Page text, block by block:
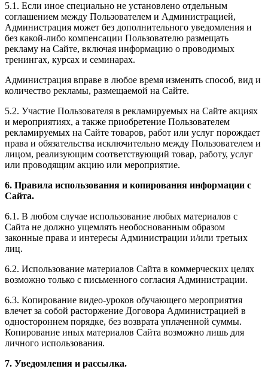
5.1. Если иное специально не установлено отдельным
соглашением между Пользователем и Администрацией,
Администрация может без дополнительного уведомления и
без какой-либо компенсации Пользователю размещать
рекламу на Сайте, включая информацию о проводимых
тренингах, курсах и семинарах.
Администрация вправе в любое время изменять способ, вид и
количество рекламы, размещаемой на Сайте.
5.2. Участие Пользователя в рекламируемых на Сайте акциях
и мероприятиях, а также приобретение Пользователем
рекламируемых на Сайте товаров, работ или услуг порождает
права и обязательства исключительно между Пользователем и
лицом, реализующим соответствующий товар, работу, услуг
или проводящим акцию или мероприятие.
6. Правила использования и копирования информации с
Сайта.
6.1. В любом случае использование любых материалов с
Сайта не должно ущемлять необоснованным образом
законные права и интересы Администрации и/или третьих
лиц.
6.2. Использование материалов Сайта в коммерческих целях
возможно только с письменного согласия Администрации.
6.3. Копирование видео-уроков обучающего мероприятия
влечет за собой расторжение Договора Администрацией в
одностороннем порядке, без возврата уплаченной суммы.
Копирование иных материалов Сайта возможно лишь для
личного использования.
7. Уведомления и рассылка.